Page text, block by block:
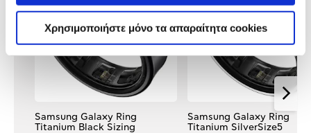
Χρησιμοποιήστε μόνο τα απαραίτητα cookies
Samsung Galaxy Ring
Titanium Black Sizing
Samsung Galaxy Ring
Titanium SilverSize5